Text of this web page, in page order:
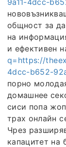
9a11-4dcc-
общност за
на
и ефективен
q=https://
4dcc-b652-
порно
домашнее
сиси попа
трах онлайн
Чрез
капацитет на